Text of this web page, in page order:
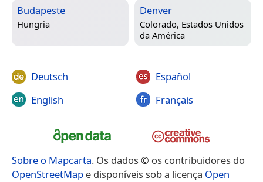
Budapeste
Hungria
Denver
Colorado, Estados Unidos
da América
Deutsch
English
Español
Français
Sobre o Mapcarta. Os dados © os contribuidores do
OpenStreetMap e disponíveis sob a licença Open